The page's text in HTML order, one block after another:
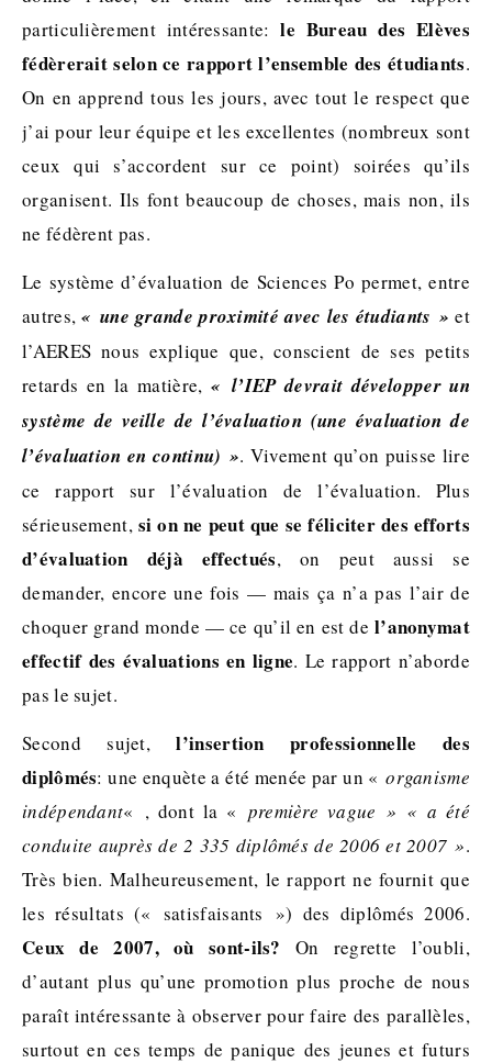
particulièrement intéressante:le Bureau des Elèves
fédèrerait selon ce rapport l’ensemble des étudiants.
On en apprend tous les jours, avec tout le respect que
j’ai pour leur équipe et les excellentes (nombreux sont
ceux qui s’accordent sur ce point) soirées qu’ils
organisent. Ils font beaucoup de choses, mais non, ils
ne fédèrent pas.
Le système d’évaluation de Sciences Po permet, entre
autres,« une grande proximité avec les étudiants » et
l’AERES nous explique que, conscient de ses petits
retards en la matière, « l’IEP devrait développer un
système de veille de l’évaluation (une évaluation de
l’évaluation en continu) ». Vivement qu’on puisse lire
ce rapport sur l’évaluation de l’évaluation. Plus
sérieusement, si on ne peut que se féliciter des efforts
d’évaluation déjà effectués, on peut aussi se
demander, encore une fois — mais ça n’a pas l’air de
choquer grand monde — ce qu’il en est de l’anonymat
effectif des évaluations en ligne. Le rapport n’aborde
pas le sujet.
Second sujet,l’insertion professionnelle des
diplômés: une enquète a été menée par un «organisme
indépendant« , dont la « première vague » « a été
conduite auprès de 2 335 diplômés de 2006 et 2007 ».
Très bien. Malheureusement, le rapport ne fournit que
les résultats (« satisfaisants ») des diplômés 2006.
Ceux de 2007, où sont-ils? On regrette l’oubli,
d’autant plus qu’une promotion plus proche de nous
paraît intéressante à observer pour faire des parallèles,
surtout en ces temps de panique des jeunes et futurs